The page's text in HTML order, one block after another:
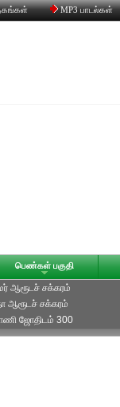
MP3 பாடல்கள்
பெண்கள் பகுதி
ஆரூடச் சக்கரம்
ஆரூடச் சக்கரம்
ஜோதிடம் 300